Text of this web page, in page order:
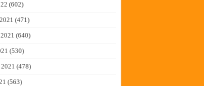
(602)
(471)
(640)
(530)
2021 (478)
(563)